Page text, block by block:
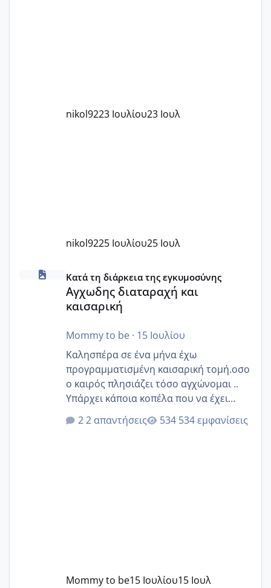
nikol9223 Ιουλίου23 Ιουλ
nikol9225 Ιουλίου25 Ιουλ
Αγχωδης διαταραχή και καισαρική
Κατά τη διάρκεια της εγκυμοσύνης
Αγχωδης διαταραχή και
καισαρική
Mommy to be· 15 Ιουλίου
Καλησπέρα σε ένα μήνα έχω
προγραμματισμένη καισαρική τομή.οσο
ο καιρός πλησιάζει τόσο αγχώνομαι ..
Υπάρχει κάποια κοπέλα που να έχει
παρόμοιο ιστορικό να μας πει την
εμπειρία της;Να σημειώσω είναι η
2 απαντήσεις 534 εμφανίσεις
Mommy to be15 Ιουλίου15 Ιουλ